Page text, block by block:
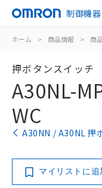
制御機器
ホーム > 商品情報 > 商
押ボタンスイッチ
A30NL-
WC
A30NN / A30NL 押
マイリストに追